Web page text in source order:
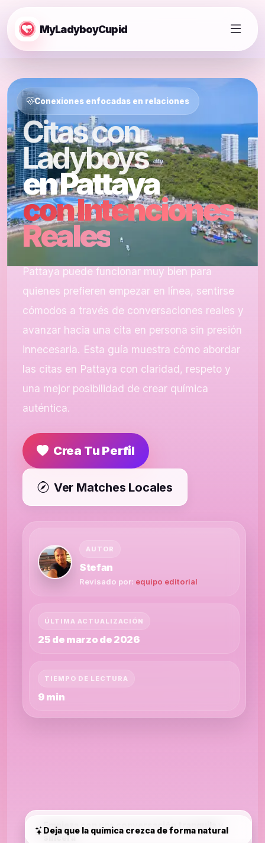
MyLadyboyCupid
Conexiones enfocadas en relaciones
Citas con
Ladyboys
en Pattaya
con Intenciones
Reales
Pattaya puede funcionar muy bien para
quienes prefieren empezar en línea, sentirse
cómodos a través de conversaciones reales y
avanzar hacia una cita en persona sin presión
innecesaria. Esta guía muestra cómo abordar
las citas en Pattaya con claridad, respeto y
una mejor posibilidad de crear química
auténtica.
Crea Tu Perfil
Ver Matches Locales
AUTOR
Stefan
Revisado por: equipo editorial
ÚLTIMA ACTUALIZACIÓN
25 de marzo de 2026
TIEMPO DE LECTURA
9 min
Empieza con una conversación tranquila y
sincera
Deja que la química crezca de forma natural